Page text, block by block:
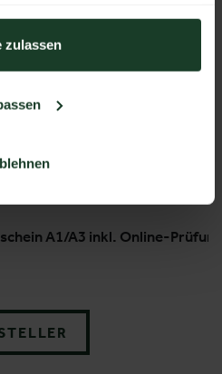
zulassen
A1/A3 inkl. Online-Prüfung